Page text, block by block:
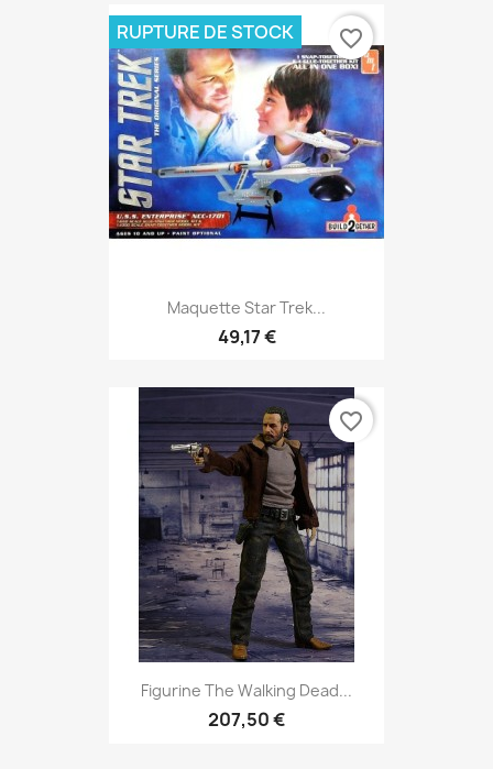
Maquette Star Trek...
49,17 €
RUPTURE DE STOCK favorite_border
Figurine The Walking Dead...
207,50 €
favorite_border